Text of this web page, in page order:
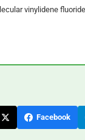
vinylidene
Facebook